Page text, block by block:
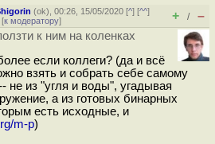
(ok), 00:26, 15/05/2020 [^] [^^]
к модератору] + / –
к ним на коленках
если коллеги? (да и всё
взять и собрать себе самому
не из "угля и воды", угадывая
а из готовых бинарных
есть исходные, и
m-p)